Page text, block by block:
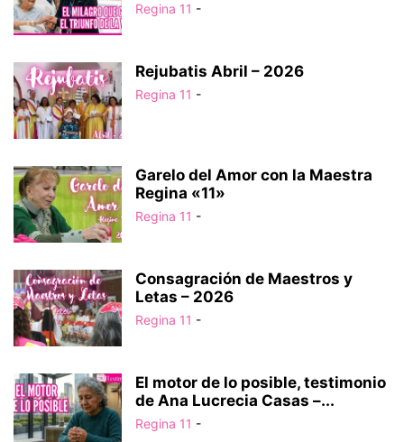
Regina 11 -
Rejubatis Abril – 2026
Regina 11 -
Garelo del Amor con la Maestra
Regina «11»
Regina 11 -
Consagración de Maestros y
Letas – 2026
Regina 11 -
El motor de lo posible, testimonio
de Ana Lucrecia Casas –...
Regina 11 -